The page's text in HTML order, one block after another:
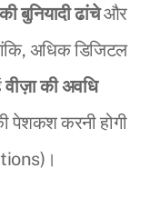
बुनियादी ढांचेऔर
अधिक डिजिटल
वीज़ा की अवधि
पेशकश करनी होगी